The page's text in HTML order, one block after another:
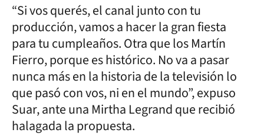
“Si vos querés, el canal junto con tu
producción, vamos a hacer la gran fiesta
para tu cumpleaños. Otra que los Martín
Fierro, porque es histórico. No va a pasar
nunca más en la historia de la televisión lo
que pasó con vos, ni en el mundo”, expuso
Suar, ante una Mirtha Legrand que recibió
halagada la propuesta.